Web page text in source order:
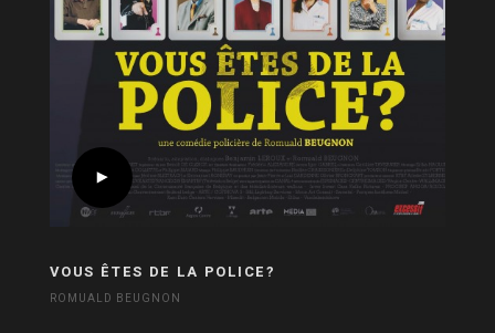
VOUS ÊTES DE LA POLICE?
ROMUALD BEUGNON